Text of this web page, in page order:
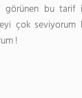
görünen bu tarif
çok seviyorum
!